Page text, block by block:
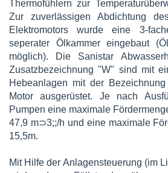
Thermofühlern zur
Zur zuverlässigen Abdichtung
Elektromotors wurde eine 3-
seperater Ölkammer eingebaut
möglich). Die Sanistar
Zusatzbezeichnung "W" sind mit
Hebeanlagen mit der
Motor ausgerüstet. Je nach
Pumpen eine maximale
47,9 m⊃3;;/h und eine maximale
15,5m.
Mit Hilfe der Anlagensteuerung (im